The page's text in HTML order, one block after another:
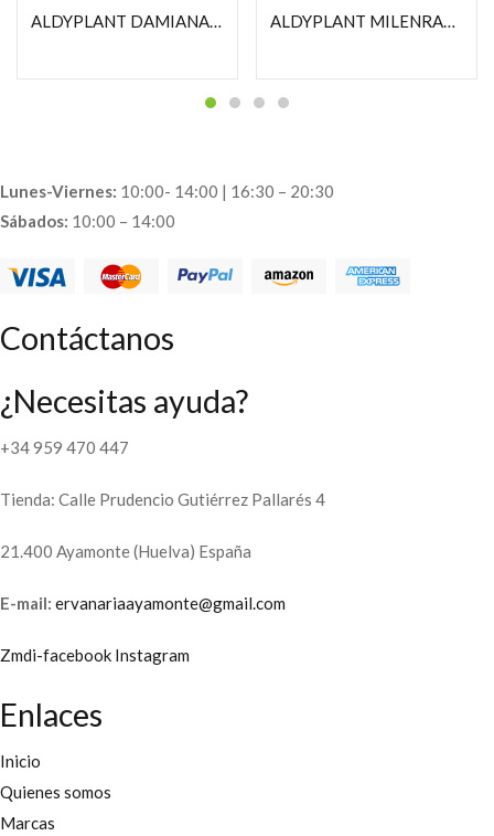
ALDYPLANT DAMIANA PASTORCILLA ALDYPLANT MILENRAMA PASTORCILLA
Lunes-Viernes: 10:00- 14:00 | 16:30 – 20:30
Sábados: 10:00 – 14:00
Contáctanos
¿Necesitas ayuda?
+34 959 470 447
Tienda: Calle Prudencio Gutiérrez Pallarés 4
21.400 Ayamonte (Huelva) España
E-mail: ervanariaayamonte@gmail.com
Zmdi-facebook Instagram
Enlaces
Inicio
Quienes somos
Marcas